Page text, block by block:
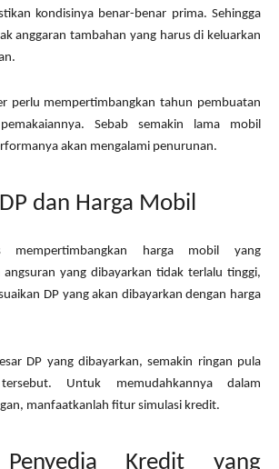
kondisinya benar-benar prima. Sehingga
anggaran tambahan yang harus di keluarkan
perlu mempertimbangkan tahun pembuatan
Sebab semakin lama mobil
akan mengalami penurunan.
dan Harga Mobil
mempertimbangkan harga mobil yang
angsuran yang dibayarkan tidak terlalu tinggi,
DP yang akan dibayarkan dengan harga
DP yang dibayarkan, semakin ringan pula
Untuk memudahkannya dalam
manfaatkanlah fitur simulasi kredit.
Kredit yang